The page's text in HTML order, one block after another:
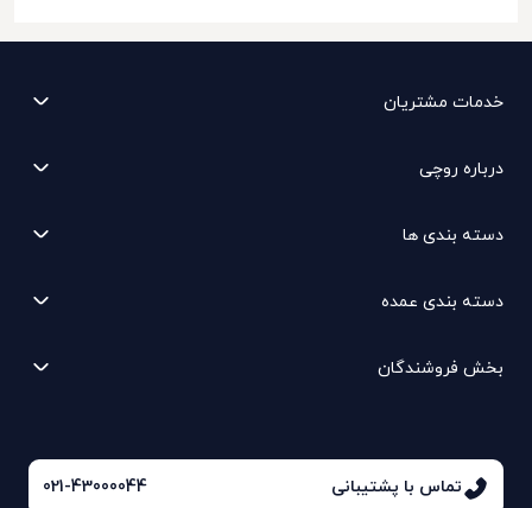
خدمات مشتریان
درباره روچی
دسته بندی ها
دسته بندی عمده
بخش فروشندگان
تماس با پشتیبانی 021-43000044